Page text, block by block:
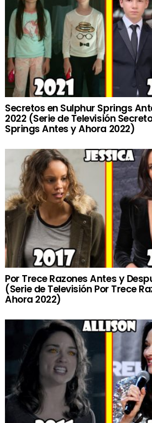
Secretos en Sulphur Springs
2022 (Serie de Televisión
Springs Antes y Ahora 2022)
Por Trece Razones Antes y
(Serie de Televisión Por Trece
Ahora 2022)